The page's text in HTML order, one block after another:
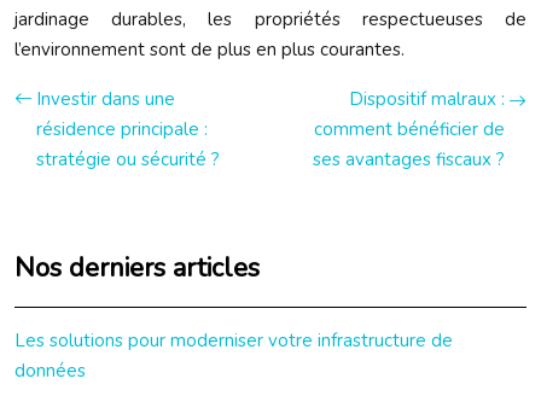
jardinage durables, les propriétés respectueuses de
l’environnement sont de plus en plus courantes.
Investir dans une
résidence principale :
stratégie ou sécurité ?
Dispositif malraux :
comment bénéficier de
ses avantages fiscaux ?
Nos derniers articles
Les solutions pour moderniser votre infrastructure de
données